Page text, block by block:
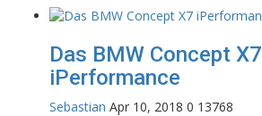
Das BMW Concept X7
iPerformance
Sebastian Apr 10, 2018 0 13768